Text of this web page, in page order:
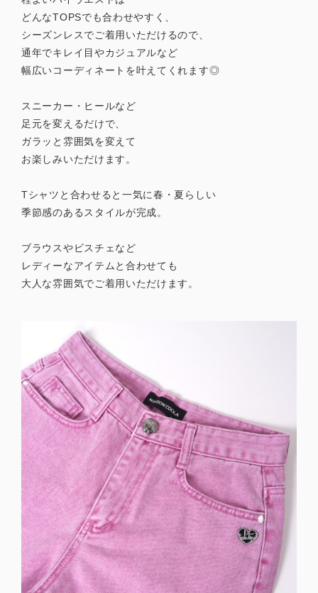
どんなTOPSでも合わせやすく、
シーズンレスでご着用いただけるので、
通年でキレイ目やカジュアルなど
幅広いコーディネートを叶えてくれます◎
スニーカー・ヒールなど
足元を変えるだけで、
ガラッと雰囲気を変えて
お楽しみいただけます。
Tシャツと合わせると一気に春・夏らしい
季節感のあるスタイルが完成。
ブラウスやビスチェなど
レディーなアイテムと合わせても
大人な雰囲気でご着用いただけます。